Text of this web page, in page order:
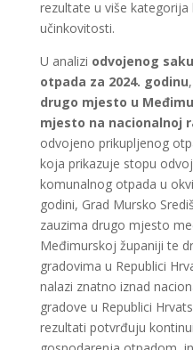
rezultate u više kategorija
učinkovitosti.
U analizi odvojenog
otpada za 2024. godinu
drugo mjesto u
mjesto na nacionalnoj
odvojeno prikupljenog
koja prikazuje stopu
komunalnog otpada u
godini, Grad Mursko
zauzima drugo mjesto
Međimurskoj županiji te
gradovima u Republici
nalazi znatno iznad
gradove u Republici
rezultati potvrđuju